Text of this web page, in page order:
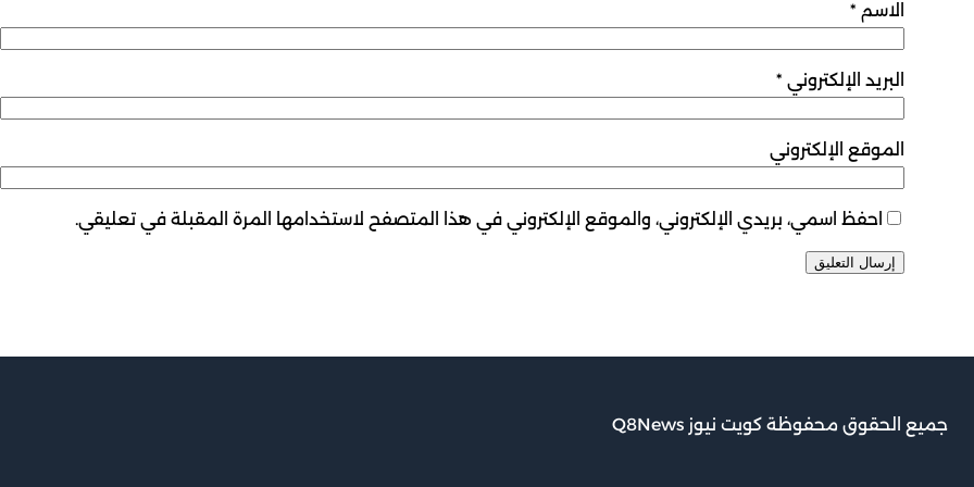
الاسم *
البريد الإلكتروني *
الموقع الإلكتروني
احفظ اسمي، بريدي الإلكتروني، والموقع الإلكتروني في هذا المتصفح لاستخدامها المرة المقبلة في تعليقي.
جميع الحقوق محفوظة كويت نيوز Q8News